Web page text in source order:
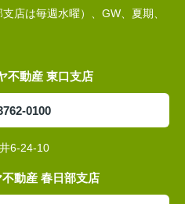
店は毎週水曜）、GW、夏期、
不動産 東口支店
0100
6-24-10
動産 春日部支店